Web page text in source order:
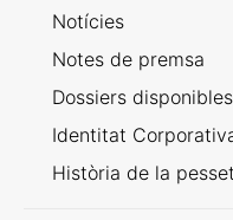
Notícies
Notes de premsa
Dossiers disponibles
Identitat
Història de la